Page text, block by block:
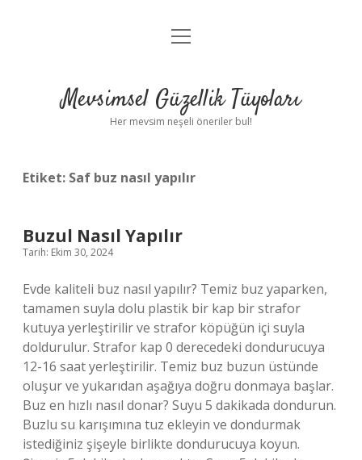
Anasayfa
Yasal Uyarı
menüyü
Mevsimsel Güzellik Tüyoları
Her mevsim neşeli öneriler bul!
Etiket: Saf buz nasıl yapılır
Buzul Nasıl Yapılır
Tarih: Ekim 30, 2024
Evde kaliteli buz nasıl yapılır? Temiz buz yaparken,
tamamen suyla dolu plastik bir kap bir strafor
kutuya yerleştirilir ve strafor köpüğün içi suyla
doldurulur. Strafor kap 0 derecedeki dondurucuya
12-16 saat yerleştirilir. Temiz buz buzun üstünde
oluşur ve yukarıdan aşağıya doğru donmaya başlar.
Buz en hızlı nasıl donar? Suyu 5 dakikada dondurun.
Buzlu su karışımına tuz ekleyin ve dondurmak
istediğiniz şişeyle birlikte dondurucuya koyun.